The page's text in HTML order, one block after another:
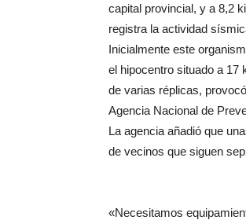
capital provincial, y a 8,2
registra la actividad
Inicialmente este
el hipocentro situado a 17
de varias réplicas,
Agencia Nacional de
La agencia añadió que
de vecinos que siguen
«Necesitamos